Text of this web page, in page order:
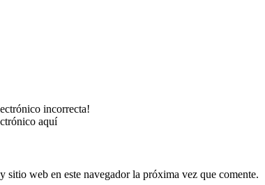
incorrecta!
aquí
sitio web en este navegador la próxima vez que comente.